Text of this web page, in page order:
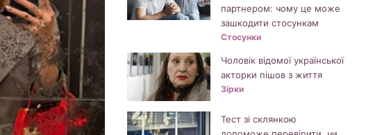
партнером: чому це може
зашкодити стосункам
Стосунки
Чоловік відомої української
акторки пішов з життя
Зірки
Тест зі склянкою